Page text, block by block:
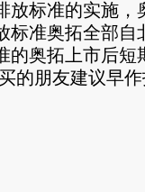
标准的实施，
标准奥拓全部自
的奥拓上市后短
的朋友建议早